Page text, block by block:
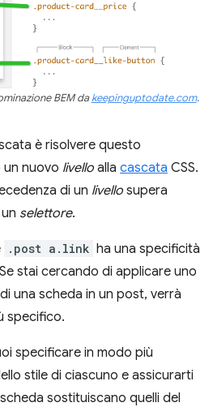
BEM dakeepinguptodate.com.
è risolvere questo
nuovo livello alla cascata CSS.
di un livello supera
selettore.
.post a.link ha una specificità
stai cercando di applicare uno
una scheda in un post, verrà
specifico.
specificare in modo più
stile di ciascuno e assicurarti
sostituiscano quelli del